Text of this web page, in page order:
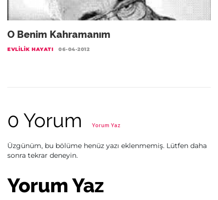
O Benim Kahramanım
EVLILIK HAYATI 06-04-2012
0 Yorum Yorum Yaz
Üzgünüm, bu bölüme henüz yazı eklenmemiş. Lütfen daha
sonra tekrar deneyin.
Yorum Yaz